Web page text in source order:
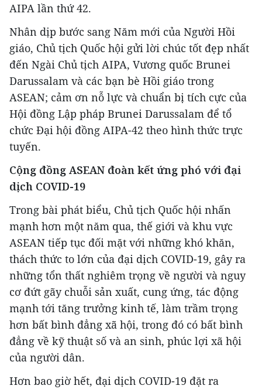
AIPA lần thứ 42.
Nhân dịp bước sang Năm mới của Người Hồi
giáo, Chủ tịch Quốc hội gửi lời chúc tốt đẹp nhất
đến Ngài Chủ tịch AIPA, Vương quốc Brunei
Darussalam và các bạn bè Hồi giáo trong
ASEAN; cảm ơn nỗ lực và chuẩn bị tích cực của
Hội đồng Lập pháp Brunei Darussalam để tổ
chức Đại hội đồng AIPA-42 theo hình thức trực
tuyến.
Cộng đồng ASEAN đoàn kết ứng phó với đại
dịch COVID-19
Trong bài phát biểu, Chủ tịch Quốc hội nhấn
mạnh hơn một năm qua, thế giới và khu vực
ASEAN tiếp tục đối mặt với những khó khăn,
thách thức to lớn của đại dịch COVID-19, gây ra
những tổn thất nghiêm trọng về người và nguy
cơ đứt gãy chuỗi sản xuất, cung ứng, tác động
mạnh tới tăng trưởng kinh tế, làm trầm trọng
hơn bất bình đẳng xã hội, trong đó có bất bình
đẳng về kỹ thuật số và an sinh, phúc lợi xã hội
của người dân.
Hơn bao giờ hết, đại dịch COVID-19 đặt ra